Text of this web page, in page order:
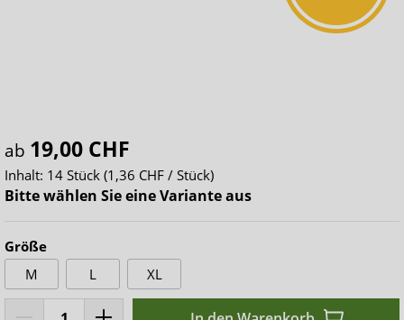
ab 19,00 CHF
Inhalt: 14 Stück (1,36 CHF / Stück)
Bitte wählen Sie eine Variante aus
Größe
M
L XL